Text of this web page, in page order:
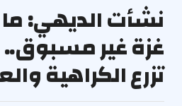
نشأت الديهي:
غزة غير مسبوق..
تزرع الكراهية